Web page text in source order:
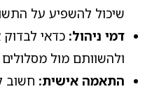
שיכול להשפיע על
דמי ניהול: כדאי לבדוק
ולהשוותם מול
התאמה אישית: חשוב